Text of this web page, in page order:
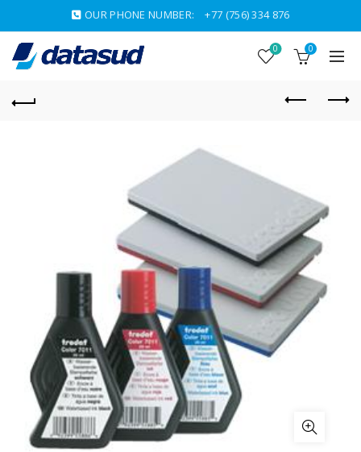
OUR PHONE NUMBER: +77 (756) 334 876
0 0